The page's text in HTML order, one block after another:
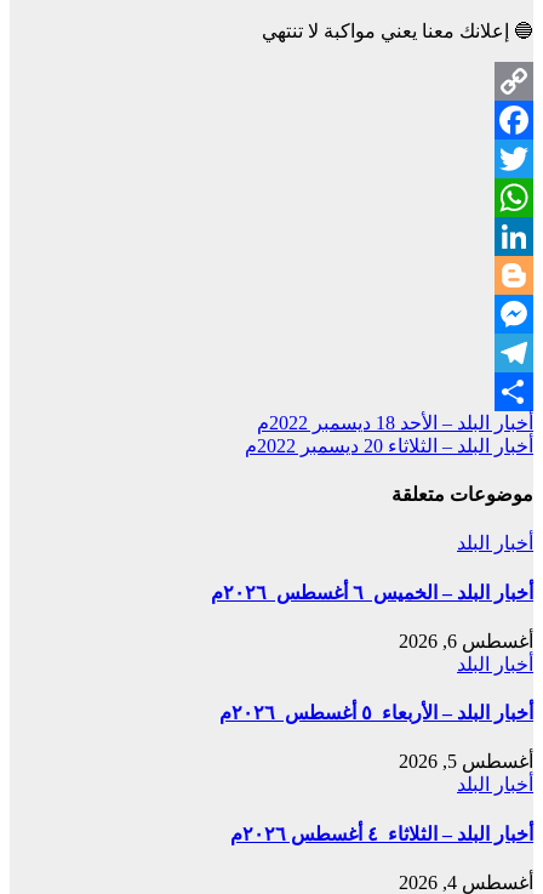
🔵 إعلانك معنا يعني مواكبة لا تنتهي
Copy
Link
Facebook
Twitter
WhatsApp
LinkedIn
Blogger
Messenger
Telegram
Share
تصفّح
المقالات
أخبار البلد – الأحد 18 ديسمبر 2022م
أخبار البلد – الثلاثاء 20 ديسمبر 2022م
موضوعات متعلقة
أخبار البلد
أخبار البلد – الخميس ٦ أغسطس ٢٠٢٦م
أغسطس 6, 2026
أخبار البلد
أخبار البلد – الأربعاء ٥ أغسطس ٢٠٢٦م
أغسطس 5, 2026
أخبار البلد
أخبار البلد – الثلاثاء ٤ أغسطس ٢٠٢٦م
أغسطس 4, 2026